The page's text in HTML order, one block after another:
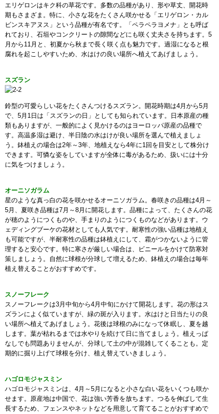
エリゲロンはキク科の草花です。多数の品種があり、形や草丈、開花時
期もさまざま。特に、小さな花をたくさん咲かせる「エリゲロン・カル
ビンスキアヌス」という品種が有名です。「ペラペラヨメナ」とも呼ば
れており、石垣やコンクリートの隙間などにも咲く丈夫さを持ちます。5
月から11月と、初夏から秋まで長く咲く点も魅力です。過湿になると根
腐れを起こしやすいため、水はけの良い場所へ植えてあげましょう。
スズラン
鈴型の可愛らしい花をたくさんつけるスズラン。開花時期は4月から5月
で、5月1日は「スズランの日」としても知られています。日本原産の種
類もありますが、一般的によく見かけるのはヨーロッパ原産の品種で
す。高温多湿は避け、半日陰の水はけが良い場所を選んで植えましょ
う。鉢植えの場合は2年～3年、地植えなら4年に1回を目安として株分け
できます。可憐な姿をしていますが全体に毒があるため、扱いには十分
に気をつけましょう。
オーニソガラム
星のような真っ白の花を咲かせるオーニソガラム。春咲きの品種は4月～
5月、夏咲き品種は7月～8月に開花します。品種によって、たくさんの花
が穂のようにつくものや、手まりのようにつくものなどがあります。ウ
ェディングブーケの花材としても人気です。耐寒性の強い品種は地植え
も可能ですが、半耐寒性の品種は鉢植えにして、霜がつかないように管
理すると安心です。特に寒さが厳しい場合は、ビニールをかけて防寒対
策しましょう。自然に球根が分球して増えるため、鉢植えの場合は毎年
植え替えることがおすすめです。
スノーフレーク
スノーフレークは3月中旬から4月中旬にかけて開花します。花の形はス
ズランによく似ていますが、緑の斑が入ります。水はけと日当たりの良
い場所へ植えてあげましょう。花後は球根のみになって休眠し、夏を越
します。葉が枯れるまでは水やりを続けて日に当てましょう。植えっぱ
なしでも問題ありませんが、分球して土の中が混雑してくることも。定
期的に掘り上げて球根を分け、植え替えていきましょう。
ハゴロモジャスミン
ハゴロモジャスミンは、4月～5月になると小さな白い花をいくつも咲か
せます。原産地は中国で、花は強い芳香を放ちます。つるを伸ばして生
長するため、フェンスやネットなどを用意して育てることがおすすめで